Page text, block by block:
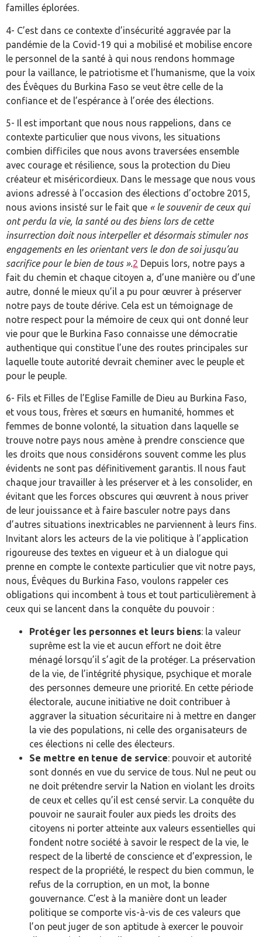
familles éplorées.
4- C’est dans ce contexte d’insécurité aggravée par la
pandémie de la Covid-19 qui a mobilisé et mobilise encore
le personnel de la santé à qui nous rendons hommage
pour la vaillance, le patriotisme et l’humanisme, que la voix
des Évêques du Burkina Faso se veut être celle de la
confiance et de l’espérance à l’orée des élections.
5- Il est important que nous nous rappelions, dans ce
contexte particulier que nous vivons, les situations
combien difficiles que nous avons traversées ensemble
avec courage et résilience, sous la protection du Dieu
créateur et miséricordieux. Dans le message que nous vous
avions adressé à l’occasion des élections d’octobre 2015,
nous avions insisté sur le fait que « le souvenir de ceux qui
ont perdu la vie, la santé ou des biens lors de cette
insurrection doit nous interpeller et désormais stimuler nos
engagements en les orientant vers le don de soi jusqu’au
sacrifice pour le bien de tous ».2 Depuis lors, notre pays a
fait du chemin et chaque citoyen a, d’une manière ou d’une
autre, donné le mieux qu’il a pu pour œuvrer à préserver
notre pays de toute dérive. Cela est un témoignage de
notre respect pour la mémoire de ceux qui ont donné leur
vie pour que le Burkina Faso connaisse une démocratie
authentique qui constitue l’une des routes principales sur
laquelle toute autorité devrait cheminer avec le peuple et
pour le peuple.
6- Fils et Filles de l’Eglise Famille de Dieu au Burkina Faso,
et vous tous, frères et sœurs en humanité, hommes et
femmes de bonne volonté, la situation dans laquelle se
trouve notre pays nous amène à prendre conscience que
les droits que nous considérons souvent comme les plus
évidents ne sont pas définitivement garantis. Il nous faut
chaque jour travailler à les préserver et à les consolider, en
évitant que les forces obscures qui œuvrent à nous priver
de leur jouissance et à faire basculer notre pays dans
d’autres situations inextricables ne parviennent à leurs fins.
Invitant alors les acteurs de la vie politique à l’application
rigoureuse des textes en vigueur et à un dialogue qui
prenne en compte le contexte particulier que vit notre pays,
nous, Évêques du Burkina Faso, voulons rappeler ces
obligations qui incombent à tous et tout particulièrement à
ceux qui se lancent dans la conquête du pouvoir :
Protéger les personnes et leurs biens: la valeur
suprême est la vie et aucun effort ne doit être
ménagé lorsqu’il s’agit de la protéger. La préservation
de la vie, de l’intégrité physique, psychique et morale
des personnes demeure une priorité. En cette période
électorale, aucune initiative ne doit contribuer à
aggraver la situation sécuritaire ni à mettre en danger
la vie des populations, ni celle des organisateurs de
ces élections ni celle des électeurs.
Se mettre en tenue de service: pouvoir et autorité
sont donnés en vue du service de tous. Nul ne peut ou
ne doit prétendre servir la Nation en violant les droits
de ceux et celles qu’il est censé servir. La conquête du
pouvoir ne saurait fouler aux pieds les droits des
citoyens ni porter atteinte aux valeurs essentielles qui
fondent notre société à savoir le respect de la vie, le
respect de la liberté de conscience et d’expression, le
respect de la propriété, le respect du bien commun, le
refus de la corruption, en un mot, la bonne
gouvernance. C’est à la manière dont un leader
politique se comporte vis-à-vis de ces valeurs que
l’on peut juger de son aptitude à exercer le pouvoir